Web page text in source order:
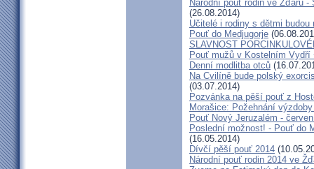
Národní pouť rodin ve Žďáru
(26.08.2014)
Učitelé i rodiny s dětmi
Pouť do Medjugorje
SLAVNOST
Pouť mužů v Kostelním Vydří
Denní modlitba otců
Na Cvilíně bude polský
(03.07.2014)
Pozvánka na pěší pouť z
Morašice: Požehnání
Pouť Nový Jeruzalém -
Poslední možnost! - Pouť do
(16.05.2014)
Dívčí pěší pouť 2014
Národní pouť rodin 2014 ve